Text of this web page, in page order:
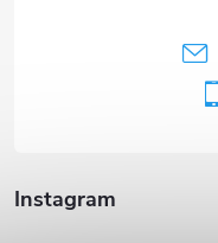
Instagram